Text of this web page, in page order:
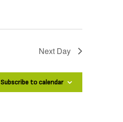
Next Day
Subscribe to calendar